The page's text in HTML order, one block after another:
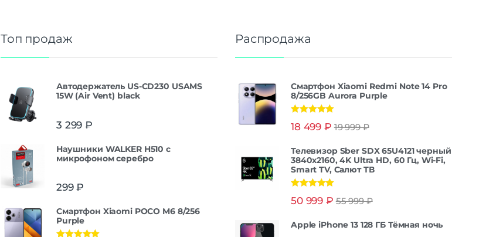
Топ продаж
Автодержатель US-CD230 USAMS
15W (Air Vent) black
3 299 ₽
Наушники WALKER H510 с
микрофоном серебро
299₽
Смартфон Xiaomi POCO M6 8/256
Purple
Распродажа
Смартфон Xiaomi Redmi Note 14 Pro
8/256GB Aurora Purple
из 5
18 499 ₽ 19 999₽
Телевизор Sber SDX 65U4121 черный
3840x2160, 4K Ultra HD, 60 Гц, Wi-Fi,
Smart TV, Салют ТВ
из 5
50 999 ₽ 55 999₽
Apple iPhone 13 128 ГБ Тёмная ночь